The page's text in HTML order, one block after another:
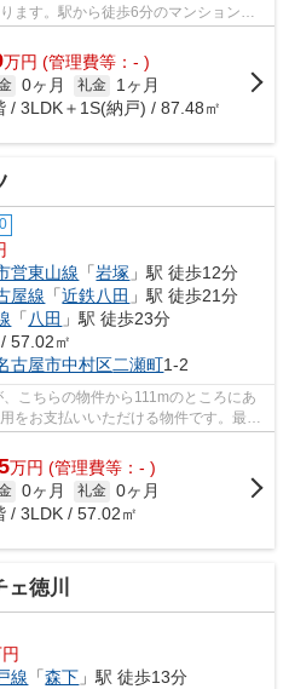
ます。駅から徒歩6分のマンション
。こ...
万円 (管理費等：- )
0ヶ月 礼金
1ヶ月
/ 3LDK＋1S(納戸) / 87.48㎡
営東山線 「岩塚 」駅 徒歩12分
屋線 「近鉄八田 」駅 徒歩21分
「 八田 」駅 徒歩23分
57.02㎡
古屋市中村区二瀬町1-2
こちらの物件から111mのところにあ
をお支払いいただける物件です。最寄
。...
万円 (管理費等：- )
0ヶ月 礼金 0ヶ月
/ 3LDK / 57.02㎡
徳川
線 「森下 」駅 徒歩13分